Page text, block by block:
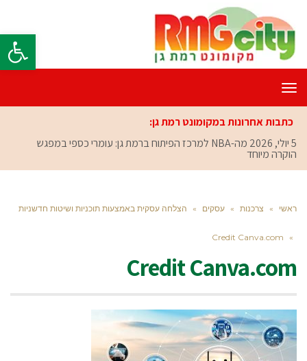
פתח
תפריט
כתבות אחרונות במקומונט רמת גן:
5 יולי, 2026
מה-NBA למרכז הפיתוח ברמת גן: עומרי כספי במפגש
הוקרה מיוחד
ראשי » צרכנות » עסקים » הצלחה עסקית באמצעות תוכניות ושיטות חדשניות
»
Credit Canva.com
Credit Canva.com